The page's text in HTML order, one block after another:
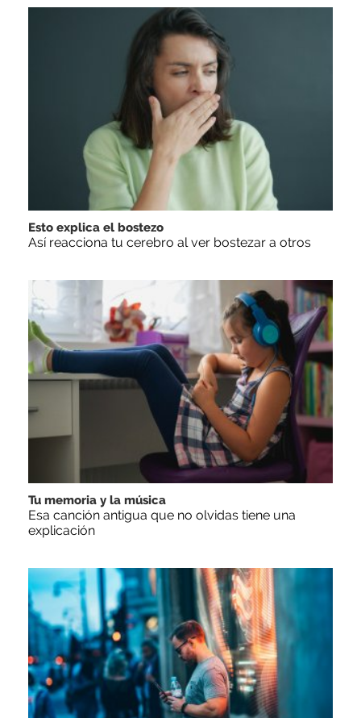
Esto explica el bostezo
Así reacciona tu cerebro al ver bostezar a otros
Tu memoria y la música
Esa canción antigua que no olvidas tiene una
explicación